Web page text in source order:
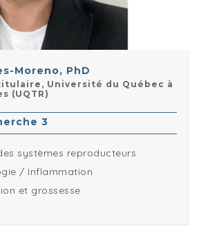
Moreno, PhD
Université du Québec à
(UQTR)
3
systèmes reproducteurs
/ Inflammation
et grossesse